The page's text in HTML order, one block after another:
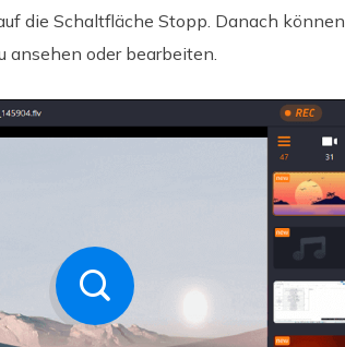
die Schaltfläche Stopp. Danach
ansehen oder bearbeiten.